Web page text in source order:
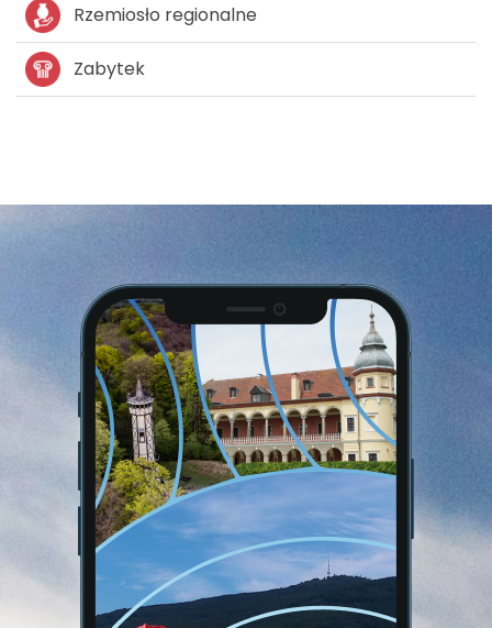
Rzemiosło regionalne
Zabytek